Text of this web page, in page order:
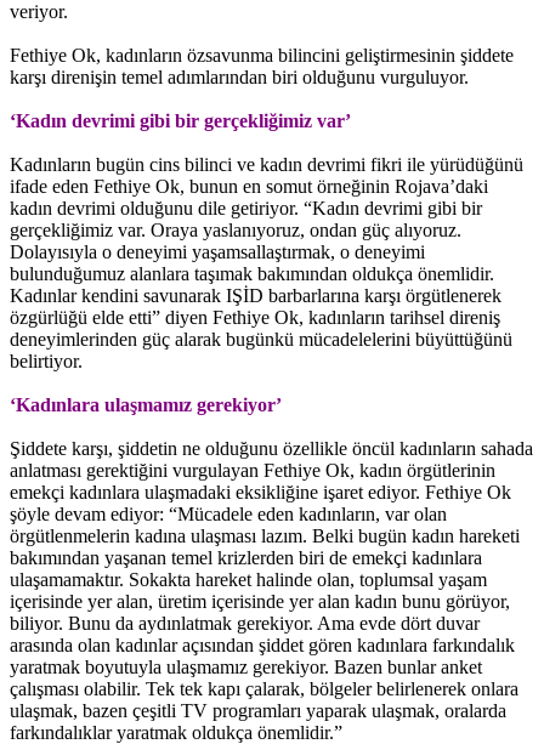
veriyor.
Fethiye Ok, kadınların özsavunma bilincini geliştirmesinin şiddete
karşı direnişin temel adımlarından biri olduğunu vurguluyor.
‘Kadın devrimi gibi bir gerçekliğimiz var’
Kadınların bugün cins bilinci ve kadın devrimi fikri ile yürüdüğünü
ifade eden Fethiye Ok, bunun en somut örneğinin Rojava’daki
kadın devrimi olduğunu dile getiriyor. “Kadın devrimi gibi bir
gerçekliğimiz var. Oraya yaslanıyoruz, ondan güç alıyoruz.
Dolayısıyla o deneyimi yaşamsallaştırmak, o deneyimi
bulunduğumuz alanlara taşımak bakımından oldukça önemlidir.
Kadınlar kendini savunarak IŞİD barbarlarına karşı örgütlenerek
özgürlüğü elde etti” diyen Fethiye Ok, kadınların tarihsel direniş
deneyimlerinden güç alarak bugünkü mücadelelerini büyüttüğünü
belirtiyor.
‘Kadınlara ulaşmamız gerekiyor’
Şiddete karşı, şiddetin ne olduğunu özellikle öncül kadınların sahada
anlatması gerektiğini vurgulayan Fethiye Ok, kadın örgütlerinin
emekçi kadınlara ulaşmadaki eksikliğine işaret ediyor. Fethiye Ok
şöyle devam ediyor: “Mücadele eden kadınların, var olan
örgütlenmelerin kadına ulaşması lazım. Belki bugün kadın hareketi
bakımından yaşanan temel krizlerden biri de emekçi kadınlara
ulaşamamaktır. Sokakta hareket halinde olan, toplumsal yaşam
içerisinde yer alan, üretim içerisinde yer alan kadın bunu görüyor,
biliyor. Bunu da aydınlatmak gerekiyor. Ama evde dört duvar
arasında olan kadınlar açısından şiddet gören kadınlara farkındalık
yaratmak boyutuyla ulaşmamız gerekiyor. Bazen bunlar anket
çalışması olabilir. Tek tek kapı çalarak, bölgeler belirlenerek onlara
ulaşmak, bazen çeşitli TV programları yaparak ulaşmak, oralarda
farkındalıklar yaratmak oldukça önemlidir.”